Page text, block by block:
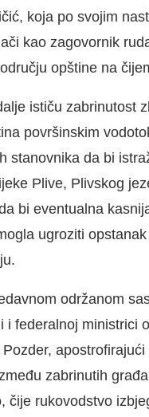
koja po svojim
kao zagovornik
opštine na
ističu zabrinutost
površinskim
stanovnika da bi
Plive, Plivskog
bi eventualna
ugroziti
održanom
i federalnoj ministrici
apostrofirajući
zabrinutih
čije rukovodstvo